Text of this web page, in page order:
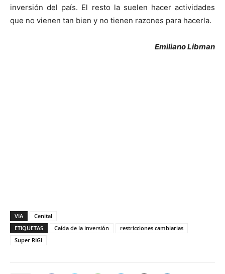
inversión del país. El resto la suelen hacer actividades
que no vienen tan bien y no tienen razones para hacerla.
Emiliano Libman
VIA
Cenital
ETIQUETAS
Caída de la inversión
restricciones cambiarias
Super RIGI